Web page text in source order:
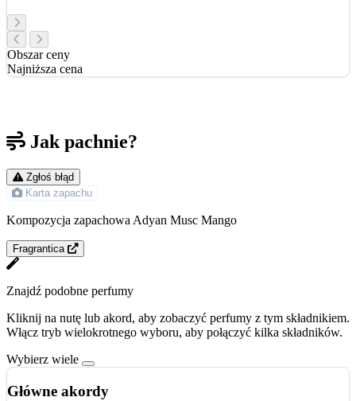
Obszar ceny
Najniższa cena
Jak pachnie?
Zgłoś błąd
Karta zapachu
Kompozycja zapachowa Adyan Musc Mango
Fragrantica
Znajdź podobne perfumy
Kliknij na nutę lub akord, aby zobaczyć perfumy z tym składnikiem.
Włącz tryb wielokrotnego wyboru, aby połączyć kilka składników.
Wybierz wiele
Główne akordy